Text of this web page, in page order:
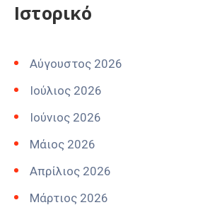
Ιστορικό
Αύγουστος 2026
Ιούλιος 2026
Ιούνιος 2026
Μάιος 2026
Απρίλιος 2026
Μάρτιος 2026